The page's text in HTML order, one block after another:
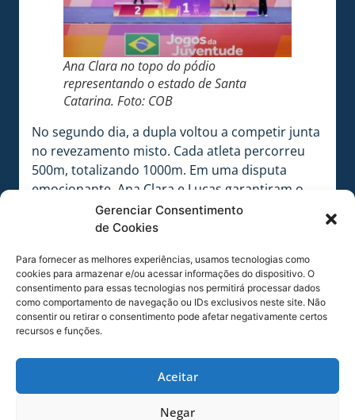
Gerenciar Consentimento
de Cookies
Para fornecer as melhores experiências, usamos tecnologias como
cookies para armazenar e/ou acessar informações do dispositivo. O
consentimento para essas tecnologias nos permitirá processar dados
como comportamento de navegação ou IDs exclusivos neste site. Não
consentir ou retirar o consentimento pode afetar negativamente certos
recursos e funções.
Aceitar
Negar
Ana Clara no topo do pódio
representando o estado de Santa
Catarina. Foto: COB
No segundo dia, a dupla voltou a competir junta
no revezamento misto. Cada atleta percorreu
500m, totalizando 1000m. Em uma disputa
emocionante, Ana Clara e Lucas garantiram o
primeiro lugar, dividindo o topo do pódio com a
equipe do Rio de Janeiro após um empate